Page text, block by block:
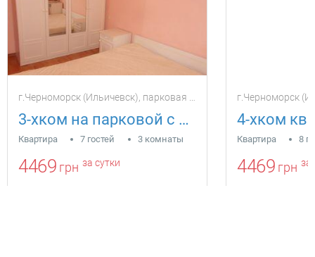
3-хком на парковой с панорамой моря
Квартира 7 гостей 3 комнаты
4469 грн за сутки
г.Черноморск
Квартира 8
4469 грн за